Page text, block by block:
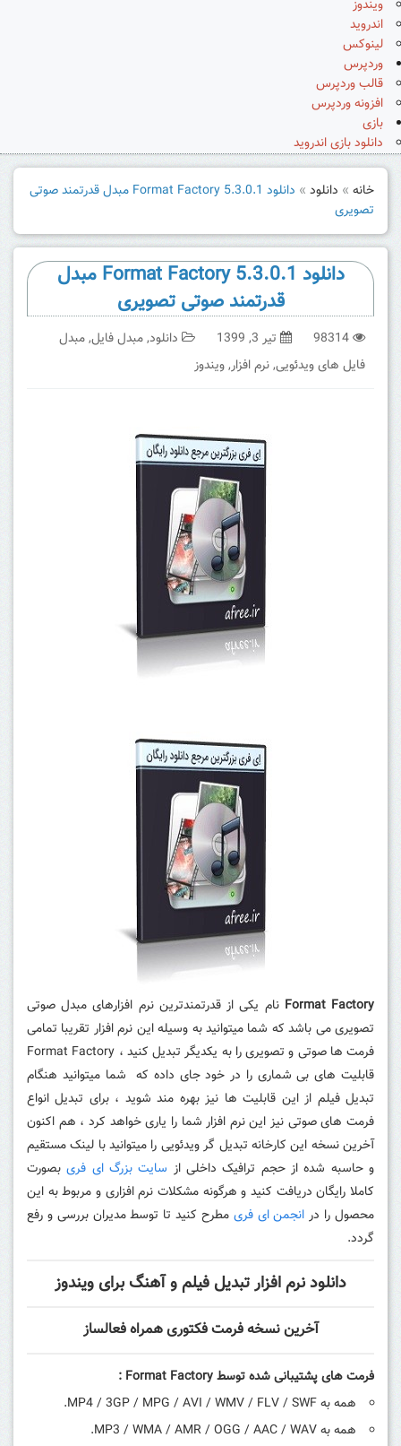
ویندوز
اندروید
لینوکس
وردپرس
قالب وردپرس
افزونه وردپرس
بازی
دانلود بازی اندروید
خانه » دانلود »
دانلود Format Factory 5.3.0.1 مبدل قدرتمند صوتی
تصویری
دانلود Format Factory 5.3.0.1 مبدل
قدرتمند صوتی تصویری
98314 تیر 3, 1399 دانلود,مبدل فایل,مبدل
فایل های ویدئویی,نرم افزار,ویندوز
Format Factory نام یکی از قدرتمندترین نرم افزارهای مبدل صوتی
تصویری می باشد که شما میتوانید به وسیله این نرم افزار تقریبا تمامی
فرمت ها صوتی و تصویری را به یکدیگر تبدیل کنید ، Format Factory
قابلیت های بی شماری را در خود جای داده که شما میتوانید هنگام
تبدیل فیلم از این قابلیت ها نیز بهره مند شوید ، برای تبدیل انواع
فرمت های صوتی نیز این نرم افزار شما را یاری خواهد کرد ، هم اکنون
آخرین نسخه این کارخانه تبدیل گر ویدئویی را میتوانید با لینک مستقیم
و حاسبه شده از حجم ترافیک داخلی از سایت بزرگ ای فریبصورت
کاملا رایگان دریافت کنید و هرگونه مشکلات نرم افزاری و مربوط به این
محصول را در انجمن ای فری مطرح کنید تا توسط مدیران بررسی و رفع
گردد.
دانلود نرم افزار تبدیل فیلم و آهنگ برای ویندوز
آخرین نسخه فرمت فکتوری همراه فعالساز
فرمت های پشتیبانی شده توسط Format Factory :
همه به MP4 / 3GP / MPG / AVI / WMV / FLV / SWF.
همه به MP3 / WMA / AMR / OGG / AAC / WAV.